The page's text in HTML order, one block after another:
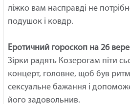
ліжко вам насправді не
подушок і ковдр.
Еротичний гороскоп на 26
Зірки радять Козерогам піти
концерт, головне, щоб був
сексуальне бажання і
його задовольнив.